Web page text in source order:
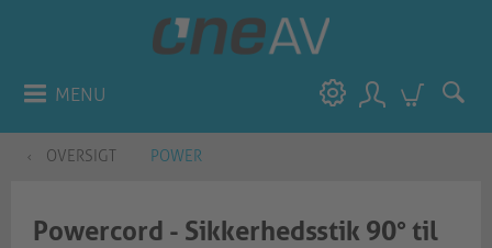
MENU
OVERSIGT POWER
Powercord - Sikkerhedsstik 90° til